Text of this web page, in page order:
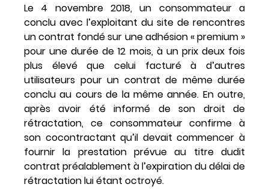
Le 4 novembre 2018, un consommateur a
conclu avec l’exploitant du site de rencontres
un contrat fondé sur une adhésion « premium »
pour une durée de 12 mois, à un prix deux fois
plus élevé que celui facturé à d’autres
utilisateurs pour un contrat de même durée
conclu au cours de la même année. En outre,
après avoir été informé de son droit de
rétractation, ce consommateur confirme à
son cocontractant qu’il devait commencer à
fournir la prestation prévue au titre dudit
contrat préalablement à l’expiration du délai de
rétractation lui étant octroyé.